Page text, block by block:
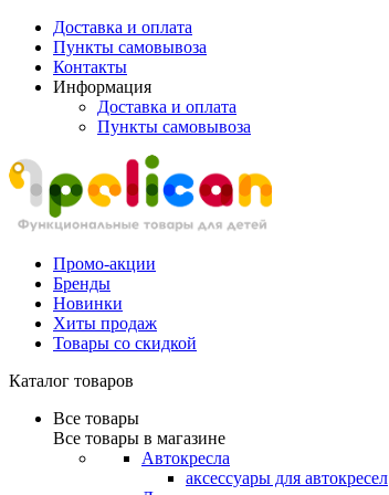
Доставка и оплата
Пункты самовывоза
Контакты
Информация
Доставка и оплата
Пункты самовывоза
Промо-акции
Бренды
Новинки
Хиты продаж
Товары со скидкой
Каталог товаров
Все товары
Все товары в магазине
Автокресла
аксессуары для автокресел